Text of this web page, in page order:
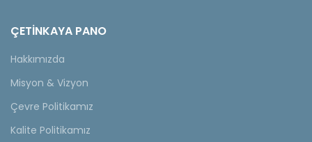
ÇETINKAYA PANO
Hakkımızda
Misyon & Vizyon
Çevre Politikamız
Kalite Politikamız